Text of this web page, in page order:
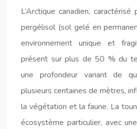
L’Arctique canadien,
pergélisol (sol gelé en
environnement unique et
présent sur plus de 50 % du
une profondeur variant de
plusieurs centaines de mètres,
la végétation et la faune. La
écosystème particulier, avec